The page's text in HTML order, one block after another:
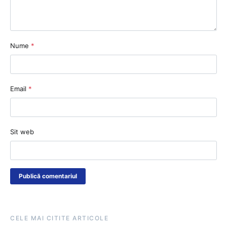
Nume *
Email *
Sit web
CELE MAI CITITE ARTICOLE